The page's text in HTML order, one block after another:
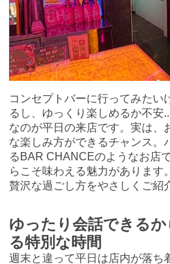
採用情報
コンセプトバーに行ってみたい
るし、ゆっくり楽しめるか不安
なのが平日の来店です。実は、
な楽しみ方ができるチャンス。
るBAR CHANCEのようなお店
らこそ味わえる魅力があります
贅沢な過ごし方をやさしくご紹
ゆったり会話できる
る特別な時間
週末と違って平日は店内が落ち